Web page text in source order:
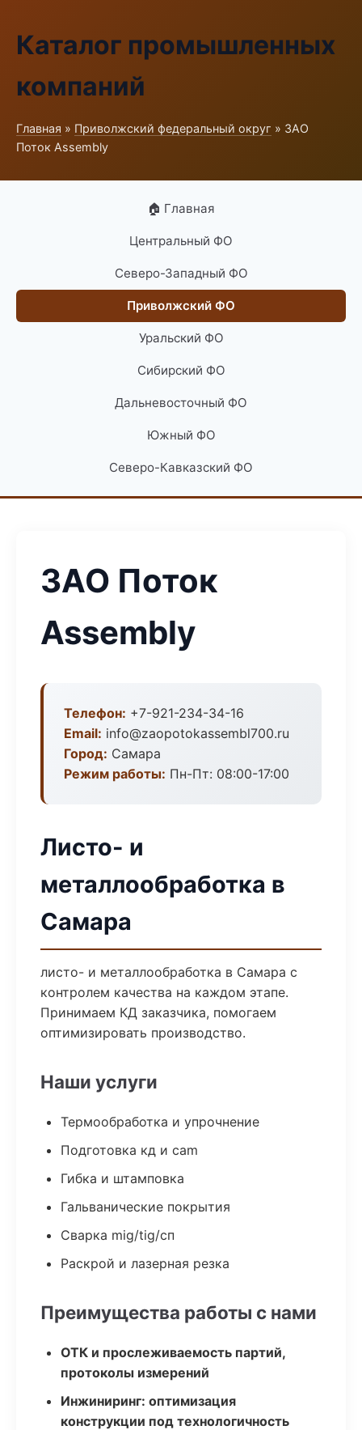
Каталог промышленных
компаний
Главная » Приволжский федеральный округ » ЗАО
Поток Assembly
🏠 Главная
Центральный ФО
Северо-Западный ФО
Приволжский ФО
Уральский ФО
Сибирский ФО
Дальневосточный ФО
Южный ФО
Северо-Кавказский ФО
ЗАО Поток
Assembly
Телефон: +7-921-234-34-16
Email: info@zaopotokassembl700.ru
Город: Самара
Режим работы: Пн-Пт: 08:00-17:00
Листо- и
металлообработка в
Самара
листо- и металлообработка в Самара с
контролем качества на каждом этапе.
Принимаем КД заказчика, помогаем
оптимизировать производство.
Наши услуги
Термообработка и упрочнение
Подготовка кд и cam
Гибка и штамповка
Гальванические покрытия
Сварка mig/tig/сп
Раскрой и лазерная резка
Преимущества работы с нами
ОТК и прослеживаемость партий,
протоколы измерений
Инжиниринг: оптимизация
конструкции под технологичность